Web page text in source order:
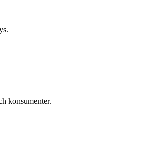
konsumenter.